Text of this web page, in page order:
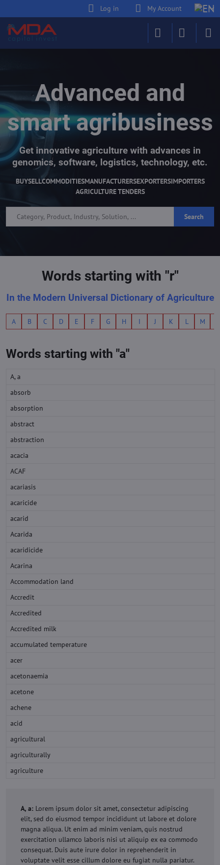
Log in My Account
Advanced and
smart agribusiness
Get innovative agriculture with advances in
genomics, software, logistics, technology, etc.
BUYSELLCOMMODITIESMANUFACTURERSEXPORTERSIMPORTERS
AGRICULTURE TENDERS
Search
Words starting with "r"
In the Modern Universal Dictionary of Agriculture
A B C D E F G H I J K L M
Words starting with "a"
A, a
absorb
absorption
abstract
abstraction
acacia
ACAF
acariasis
acaricide
acarid
Acarida
acaridicide
Acarina
Accommodation land
Accredit
Accredited
Accredited milk
accumulated temperature
acer
acetonaemia
acetone
achene
acid
agricultural
agriculturally
agriculture
A, a: Lorem ipsum dolor sit amet, consectetur adipiscing
elit, sed do eiusmod tempor incididunt ut labore et dolore
magna aliqua. Ut enim ad minim veniam, quis nostrud
exercitation ullamco laboris nisi ut aliquip ex ea commodo
consequat. Duis aute irure dolor in reprehenderit in
voluptate velit esse cillum dolore eu fugiat nulla pariatur.